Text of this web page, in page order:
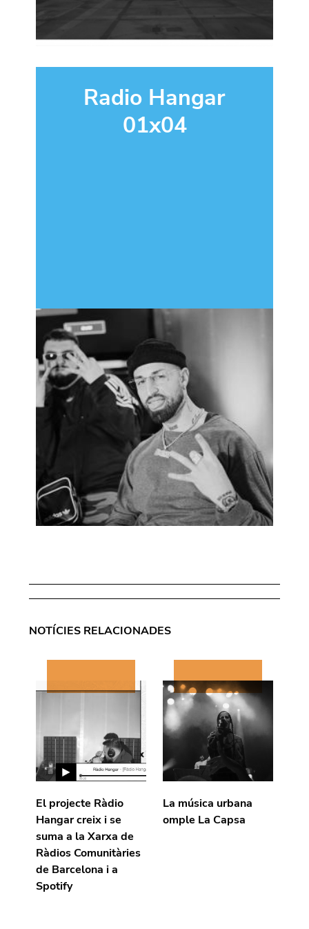
Radio Hangar
01x04
NOTÍCIES RELACIONADES
El projecte Ràdio
Hangar creix i se
suma a la Xarxa de
Ràdios Comunitàries
de Barcelona i a
Spotify
La música urbana
omple La Capsa